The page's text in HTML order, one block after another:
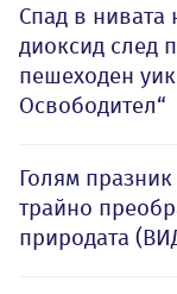
Спад в нивата
диоксид след
пешеходен
Освободител“
Голям
трайно
природата